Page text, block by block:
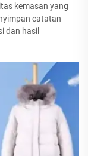
kemasan yang
catatan
dan hasil